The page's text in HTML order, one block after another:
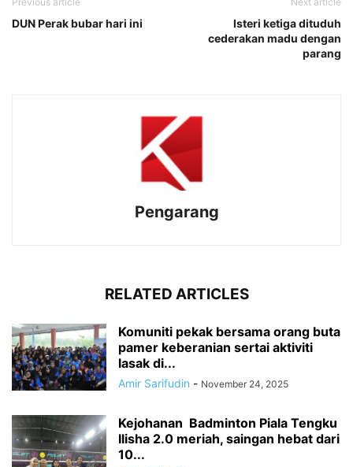
DUN Perak bubar hari ini
Isteri ketiga dituduh
cederakan madu dengan
parang
Pengarang
RELATED ARTICLES
Komuniti pekak bersama orang buta
pamer keberanian sertai aktiviti
lasak di...
Amir Sarifudin - November 24, 2025
Kejohanan Badminton Piala Tengku
Ilisha 2.0 meriah, saingan hebat dari
10...